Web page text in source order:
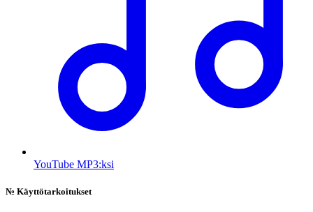
YouTube MP3:ksi
№ Käyttötarkoitukset